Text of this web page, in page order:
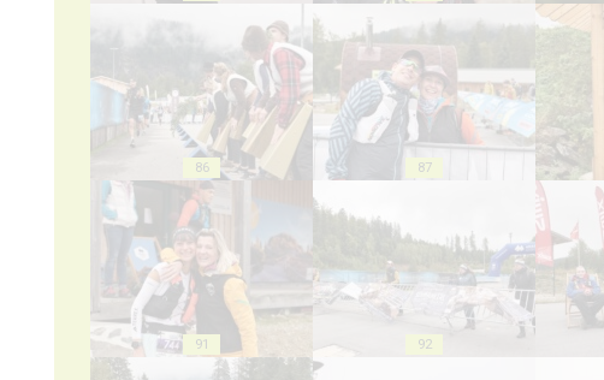
86 87
91 92